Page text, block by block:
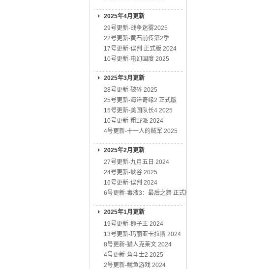
2025年4月更新
29号更新-战争迷雾2025
22号更新-黄石前传第2季
17号更新-误判 正式版 2024
10号更新-电幻国度 2025
2025年3月更新
28号更新-破碎 2025
25号更新-海洋奇缘2 正式版
15号更新-美国队长4 2025
10号更新-粗野派 2024
4号更新-十一人的贼军 2025
2025年2月更新
27号更新-九月五日 2024
24号更新-峡谷 2025
16号更新-误判 2024
6号更新-毒液3：最后之舞 正式版
2025年1月更新
19号更新-狮子王 2024
13号更新-玛丽亚卡拉斯 2024
8号更新-猎人克莱文 2024
4号更新-角斗士2 2025
2号更新-鱿鱼游戏 2024